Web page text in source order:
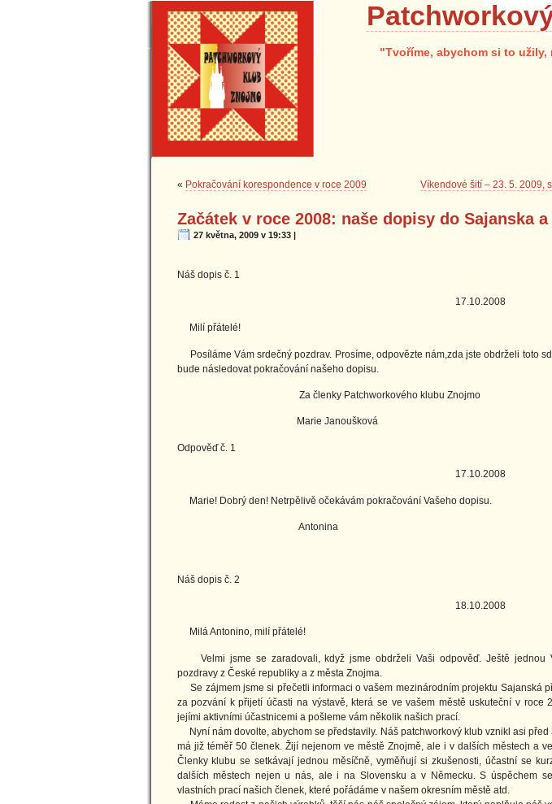
"Tvoříme, abychom si to
« Pokračování korespondence v roce 2009 Víkendové šití – 23. 5. 2009,
Začátek v roce 2008: naše dopisy do Sajanska
27 května, 2009 v 19:33 |
Náš dopis č. 1
17.10.2008
Milí přátelé!
Posíláme Vám srdečný pozdrav. Prosíme, odpovězte nám,zda jste obdrželi toto
bude následovat pokračování našeho dopisu.
Za členky Patchworkového klubu Znojmo
Marie Janoušková
Odpověď č. 1
17.10.2008
Marie! Dobrý den! Netrpělivě očekávám pokračování Vašeho dopisu.
Antonina
Náš dopis č. 2
18.10.2008
Milá Antonino, milí přátelé!
Velmi jsme se zaradovali, když jsme obdrželi Vaši odpověď. Ještě jednou
pozdravy z České republiky a z města Znojma.
Se zájmem jsme si přečetli informaci o vašem mezinárodním projektu Sajanská
za pozvání k přijetí účasti na výstavě, která se ve vašem městě uskuteční v roce
jejími aktivními účastnicemi a pošleme vám několik našich prací.
Nyní nám dovolte, abychom se představily. Náš patchworkový klub vznikl asi před
má již téměř 50 členek. Žijí nejenom ve městě Znojmě, ale i v dalších městech a
Členky klubu se setkávají jednou měsíčně, vyměňují si zkušenosti, účastní se
dalších městech nejen u nás, ale i na Slovensku a v Německu. S úspěchem
vlastních prací našich členek, které pořádáme v našem okresním městě atd.